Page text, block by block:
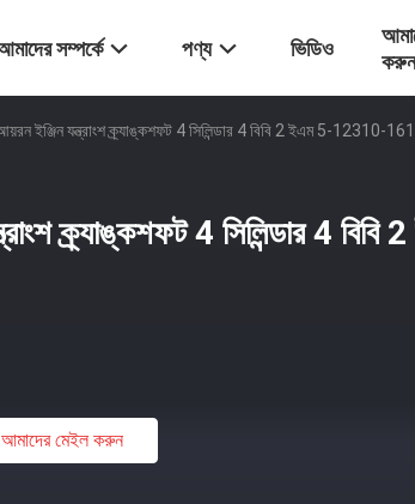
সম্পর্কে পণ্য ভিডিও
করুন
ইঞ্জিন যন্ত্রাংশ ক্র্যাঙ্কশফট 4 সিলিন্ডার 4 বিবি 2 ইএম 5-12310-
ক্র্যাঙ্কশফট 4 সিলিন্ডার 4 বিবি
আমাদের মেইল ​​করুন